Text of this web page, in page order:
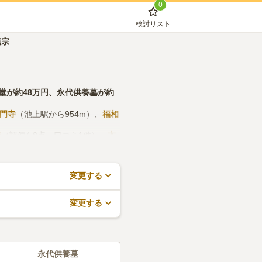
0
検討リスト
が約48万円、 永代供養墓が約
寺 （池上駅から954m）、 福相
本
変更する
変更する
永代供養墓